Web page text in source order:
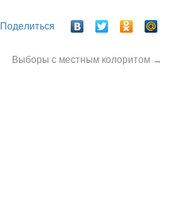
Поделиться
Выборы с местным колоритом →